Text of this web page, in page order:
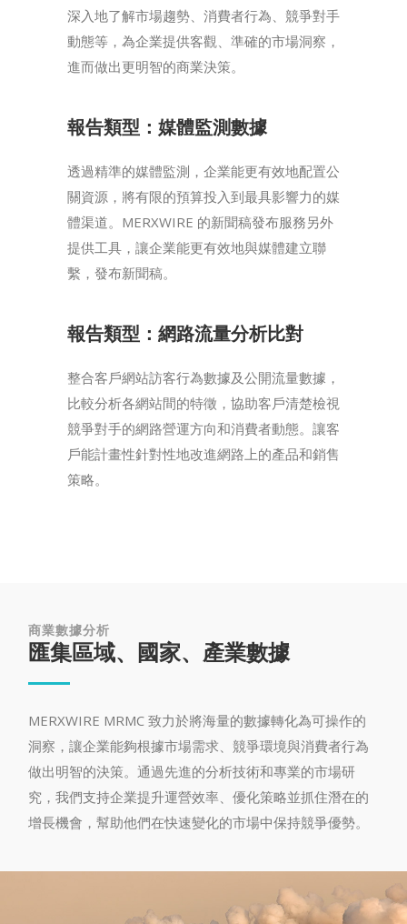
深入地了解市場趨勢、消費者行為、競爭對手
動態等，為企業提供客觀、準確的市場洞察，
進而做出更明智的商業決策。
報告類型：媒體監測數據
透過精準的媒體監測，企業能更有效地配置公
關資源，將有限的預算投入到最具影響力的媒
體渠道。MERXWIRE 的新聞稿發布服務另外
提供工具，讓企業能更有效地與媒體建立聯
繫，發布新聞稿。
報告類型：網路流量分析比對
整合客戶網站訪客行為數據及公開流量數據，
比較分析各網站間的特徵，協助客戶清楚檢視
競爭對手的網路營運方向和消費者動態。讓客
戶能計畫性針對性地改進網路上的產品和銷售
策略。
商業數據分析
匯集區域、國家、產業數據
MERXWIRE MRMC 致力於將海量的數據轉化為可操作的
洞察，讓企業能夠根據市場需求、競爭環境與消費者行為
做出明智的決策。通過先進的分析技術和專業的市場研
究，我們支持企業提升運營效率、優化策略並抓住潛在的
增長機會，幫助他們在快速變化的市場中保持競爭優勢。